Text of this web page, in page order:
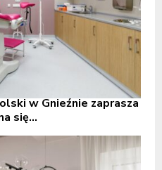
w Gnieźnie zaprasza
się...